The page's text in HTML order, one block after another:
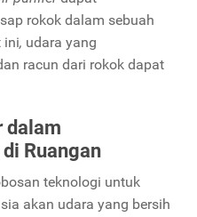
rokok dalam sebuah
ini, udara yang
racun dari rokok dapat
dalam
Ruangan
teknologi untuk
akan udara yang bersih